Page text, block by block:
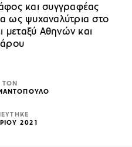
και συγγραφέας
ως ψυχαναλύτρια στο
μεταξύ Αθηνών και
2021